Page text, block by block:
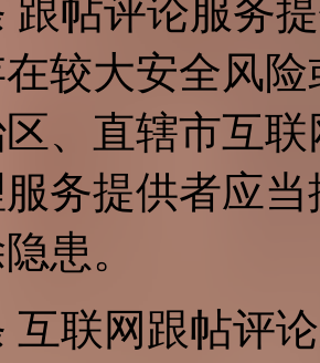
跟帖评论服务
较大安全风
、直辖市互
务提供者应
患。
互联网跟帖评